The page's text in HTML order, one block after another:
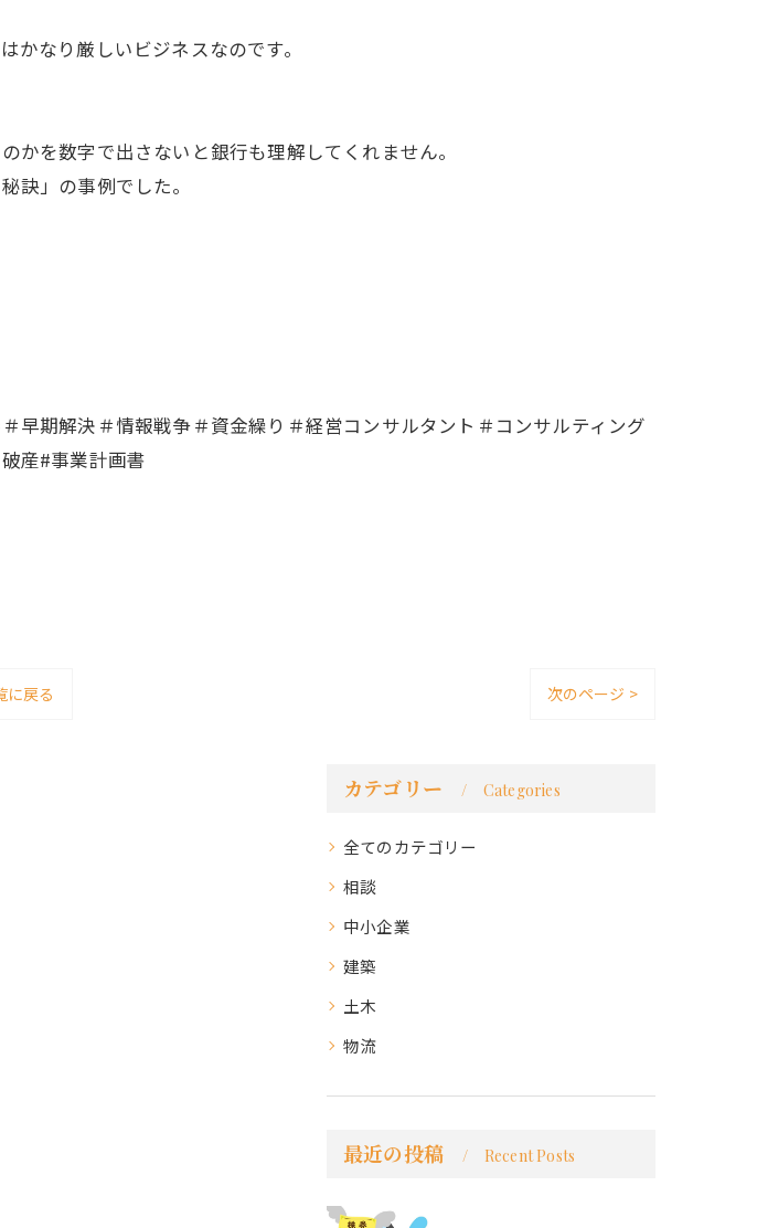
なり厳しいビジネスなのです。
を数字で出さないと銀行も理解してくれません。
訣」の事例でした。
早期解決＃情報戦争＃資金繰り＃経営コンサルタント＃コンサルティング
産#事業計画書
に戻る 次のページ >
カテゴリー Categories
全てのカテゴリー
相談
中小企業
建築
土木
物流
最近の投稿 Recent Posts